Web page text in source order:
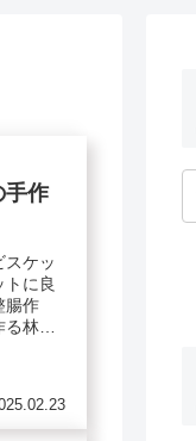
手作
ケッ
に良
腸作
林檎